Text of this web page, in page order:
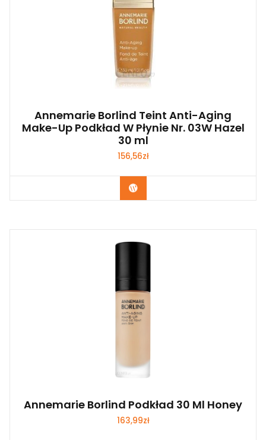
Annemarie Borlind Teint Anti-Aging
Make-Up Podkład W Płynie Nr. 03W Hazel
30 ml
156,56zł
Zobacz
Annemarie Borlind Podkład 30 Ml Honey
163,99zł